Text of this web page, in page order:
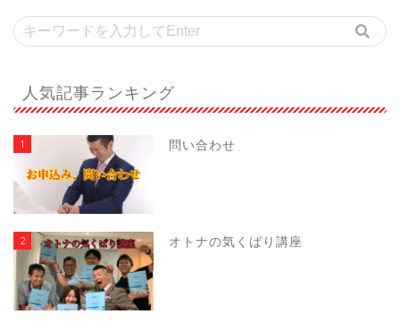
人気記事ランキング
1 問い合わせ
2 オトナの気くばり講座